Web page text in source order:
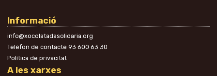
Informació
info@xocolatadasolidaria.org
Telèfon de contacte 93 600 63 30
Política de privacitat
A les xarxes